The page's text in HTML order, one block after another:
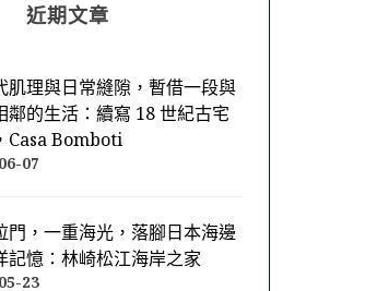
近期文章
肌理與日常縫隙，暫借一段與
鄰的生活：續寫 18 世紀古宅
Casa Bomboti
07
門，一重海光，落腳日本海邊
記憶：林崎松江海岸之家
23